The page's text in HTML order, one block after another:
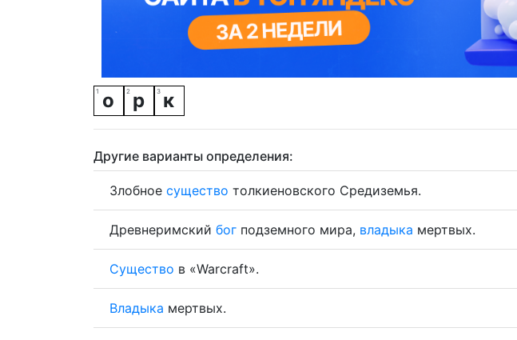
о р к
Другие варианты определения:
Злобное существо толкиеновского Средиземья.
Древнеримский бог подземного мира, владыка мертвых.
Существо в «Warcraft».
Владыка мертвых.